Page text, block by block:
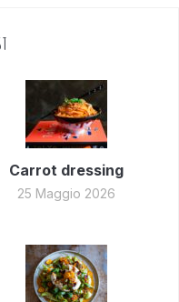
Carrot dressing
25 Maggio 2026